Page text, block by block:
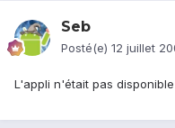
Seb
Posté(e) 12 juillet
L'appli n'était pas